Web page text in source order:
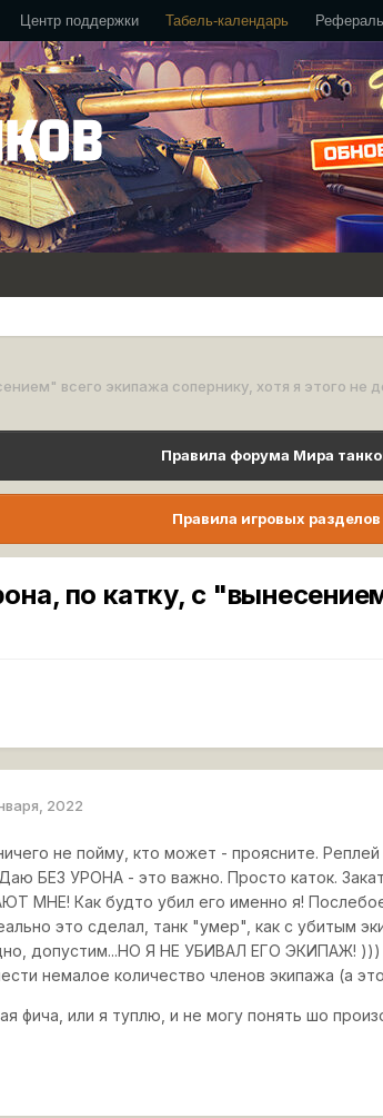
Центр поддержки Табель-календарь
всего экипажа сопернику, хотя я этого не
Правила форума Мира
Правила игровых разделов
по катку, с
2022
не пойму, кто может - проясните.
БЕЗ УРОНА - это важно. Просто каток.
МНЕ! Как будто убил его именно я!
это сделал, танк "умер", как с убитым
допустим...НО Я НЕ УБИВАЛ ЕГО ЭКИПАЖ! )))
немалое количество членов экипажа (а
фича, или я туплю, и не могу понять шо